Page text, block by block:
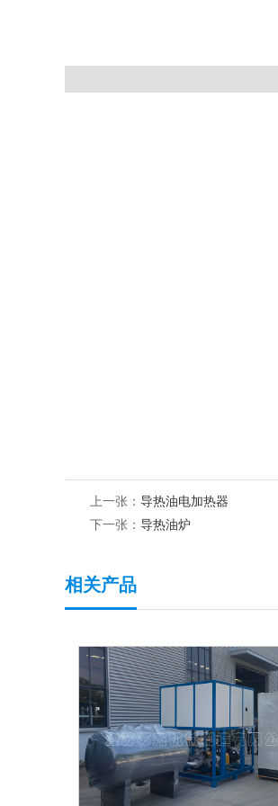
上一张： 导热油电加热器
下一张： 导热油炉
相关产品